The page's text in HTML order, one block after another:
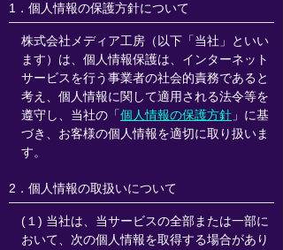
1．個人情報の保護方針について
株式会社メディア工房（以下「当社」といい
ます）は、個人情報保護は、インターネット
サービスを行う事業者の社会的責務であると
考え、個人情報に関して適用される法令等を
遵守し、当社の「個人情報の保護方針 」に基
づき、お客様の個人情報を適切に取り扱いま
す。
2．個人情報の取扱いについて
(１) 当社は、当サービスの全部または一部に
おいて、次の個人情報を取得する場合があり